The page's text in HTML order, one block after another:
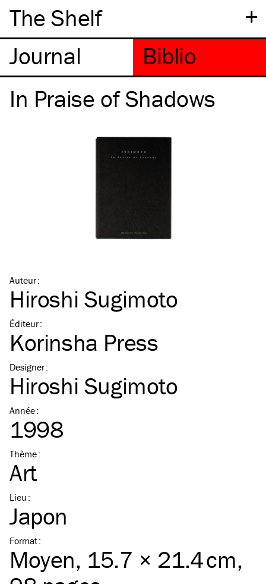
+
The Shelf
In Praise of Shadows
Auteur:
Hiroshi Sugimoto
Éditeur:
Korinsha Press
Designer:
Hiroshi Sugimoto
Année:
1998
Thème:
Art
Lieu :
Japon
Format:
Moyen, 15.7 × 21.4 cm,